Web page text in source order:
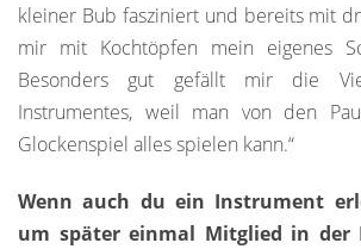
kleiner Bub fasziniert und bereits mit
mir mit Kochtöpfen mein eigenes
Besonders gut gefällt mir die
Instrumentes, weil man von den
Glockenspiel alles spielen kann.“
Wenn auch du ein Instrument
um später einmal Mitglied in der